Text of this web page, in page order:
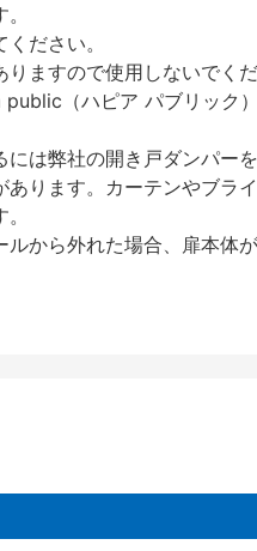
ださい。
ますので使用しないでく
（ハピア パブリック
は弊社の開き戸ダンパー
ります。カーテンやブラ
から外れた場合、扉本体